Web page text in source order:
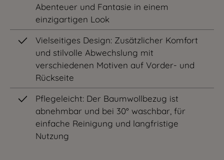
Abenteuer und Fantasie in einem
einzigartigen Look
Vielseitiges Design: Zusätzlicher Komfort
und stilvolle Abwechslung mit
verschiedenen Motiven auf Vorder- und
Rückseite
Pflegeleicht: Der Baumwollbezug ist
abnehmbar und bei 30° waschbar, für
einfache Reinigung und langfristige
Nutzung